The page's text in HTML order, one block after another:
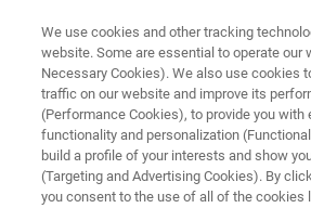
アプリケーションノート - 磁気共鳴
抗うつ薬候補として
インドールアルカ
We use cookies and other tracking
website. Some are essential to operate our
Necessary Cookies). We also use cookies
traffic on our website and improve its
(Performance Cookies), to provide you with
functionality and personalization
build a profile of your interests and show
(Targeting and Advertising Cookies). By
you consent to the use of all of the cookies